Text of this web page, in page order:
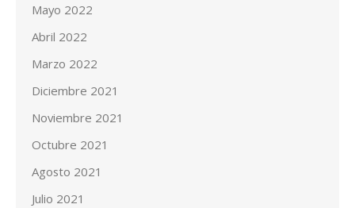
Mayo 2022
Abril 2022
Marzo 2022
Diciembre 2021
Noviembre 2021
Octubre 2021
Agosto 2021
Julio 2021